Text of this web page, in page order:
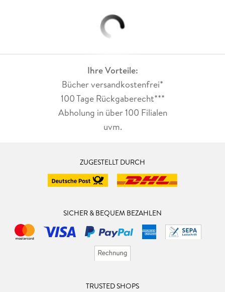
Ihre Vorteile:
Bücher versandkostenfrei*
100 Tage Rückgaberecht***
Abholung in über 100 Filialen
uvm.
ZUGESTELLT DURCH
SICHER & BEQUEM BEZAHLEN
TRUSTED SHOPS